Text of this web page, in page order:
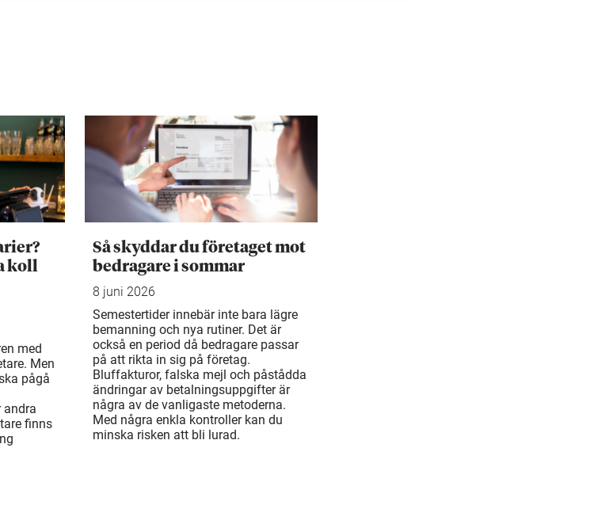
koll
med
Men
pågå
andra
finns
Så skyddar du företaget mot
bedragare i sommar
8 juni 2026
Semestertider innebär inte bara lägre
bemanning och nya rutiner. Det är
också en period då bedragare passar
på att rikta in sig på företag.
Bluffakturor, falska mejl och påstådda
ändringar av betalningsuppgifter är
några av de vanligaste metoderna.
Med några enkla kontroller kan du
minska risken att bli lurad.